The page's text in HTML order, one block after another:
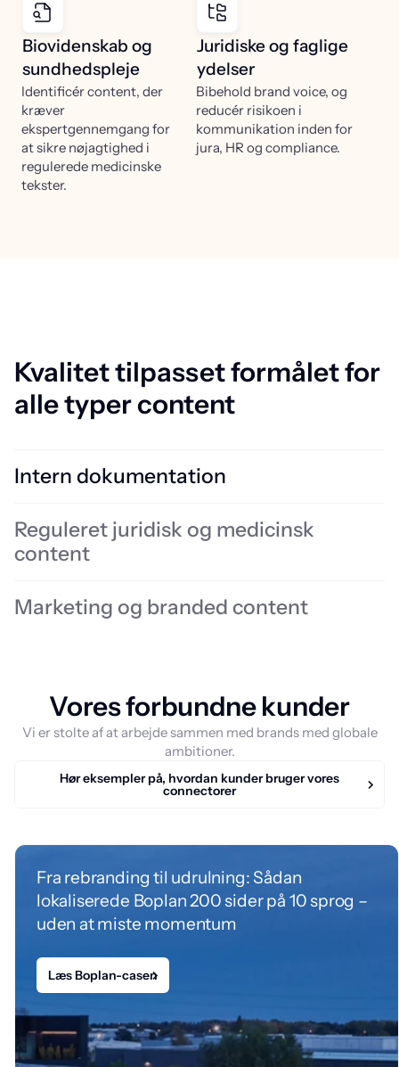
Biovidenskab og
sundhedspleje
Identificér content, der
kræver
ekspertgennemgang for
at sikre nøjagtighed i
regulerede medicinske
tekster.
Juridiske og faglige
ydelser
Bibehold brand voice, og
reducér risikoen i
kommunikation inden for
jura, HR og compliance.
Kvalitet tilpasset formålet for
alle typer content
Intern dokumentation
mere flydende uden behov for dyb manuel gennemgang.
Reguleret juridisk og medicinsk
content
Marketing og branded content
Vores forbundne kunder
Vi er stolte af at arbejde sammen med brands med globale
ambitioner.
Hør eksempler på, hvordan kunder bruger vores
connectorer
Fra rebranding til udrulning: Sådan
lokaliserede Boplan 200 sider på 10 sprog –
uden at miste momentum
Læs Boplan-casen